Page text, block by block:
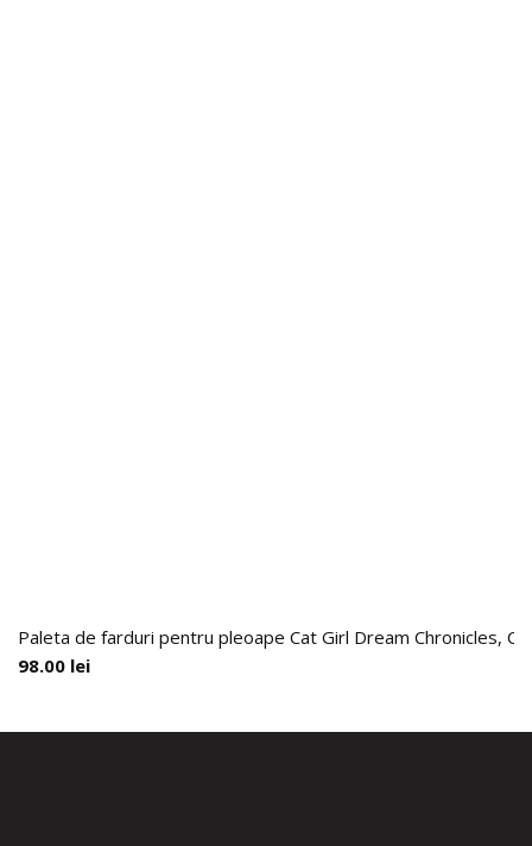
Paleta de farduri pentru pleoape Cat Girl Dream Chronicles,
98.00 lei